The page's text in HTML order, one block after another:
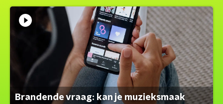
Brandende vraag: kan je muzieksmaak